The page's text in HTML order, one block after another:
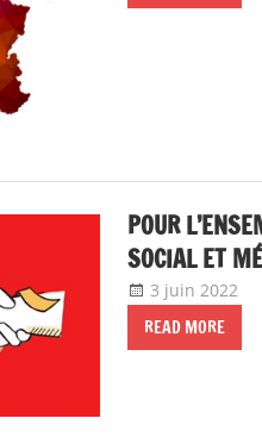
POUR
SOCIAL ET
3 juin 2022
READ MORE